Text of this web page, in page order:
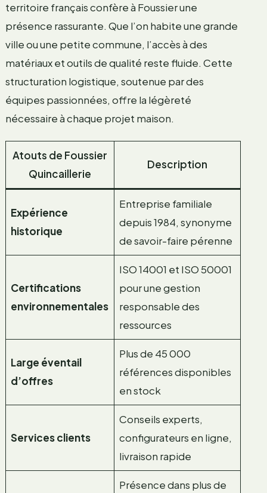
territoire français confère à Foussier une
présence rassurante. Que l’on habite une grande
ville ou une petite commune, l’accès à des
matériaux et outils de qualité reste fluide. Cette
structuration logistique, soutenue par des
équipes passionnées, offre la légèreté
nécessaire à chaque projet maison.
Atouts de Foussier
Quincaillerie
Description
Expérience
historique
Entreprise familiale
depuis 1984, synonyme
de savoir-faire pérenne
Certifications
environnementales
ISO 14001 et ISO 50001
pour une gestion
responsable des
ressources
Large éventail
d’offres
Plus de 45 000
références disponibles
en stock
Services clients
Conseils experts,
configurateurs en ligne,
livraison rapide
Présence dans plus de